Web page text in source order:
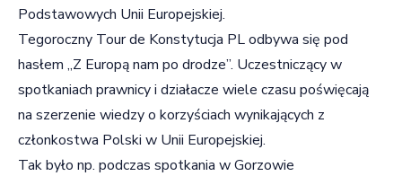
Podstawowych Unii Europejskiej.
Tegoroczny Tour de Konstytucja PL odbywa się pod
hasłem „Z Europą nam po drodze”. Uczestniczący w
spotkaniach prawnicy i działacze wiele czasu poświęcają
na szerzenie wiedzy o korzyściach wynikających z
członkostwa Polski w Unii Europejskiej.
Tak było np. podczas spotkania w Gorzowie